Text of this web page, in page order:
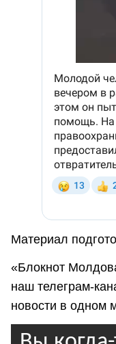
Материал
«Блокнот
наш телеграм-
новости в одном